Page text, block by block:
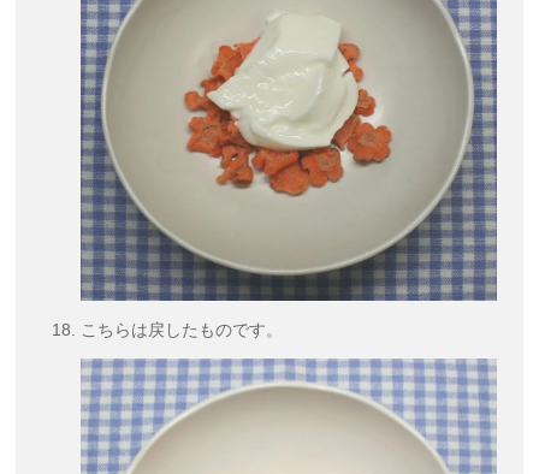
こちらは戻したものです。